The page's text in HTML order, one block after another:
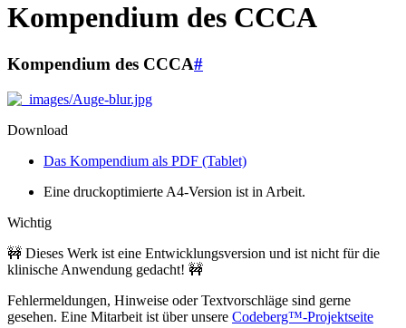
Kompendium des CCCA
Kompendium des CCCA#
Download
Das Kompendium als PDF (Tablet)
Eine druckoptimierte A4-Version ist in Arbeit.
Wichtig
🚧 Dieses Werk ist eine Entwicklungsversion und ist nicht für die
klinische Anwendung gedacht! 🚧
Fehlermeldungen, Hinweise oder Textvorschläge sind gerne
gesehen. Eine Mitarbeit ist über unsere Codeberg™-Projektseite